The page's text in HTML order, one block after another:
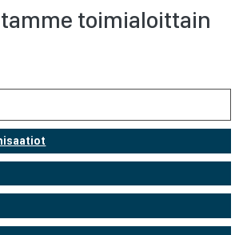
toimialoittain